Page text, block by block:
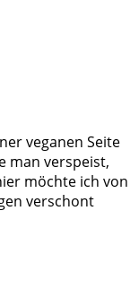
veganen Seite
man verspeist,
möchte ich von
verschont